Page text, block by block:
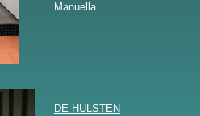
Manuella
DE HULSTEN